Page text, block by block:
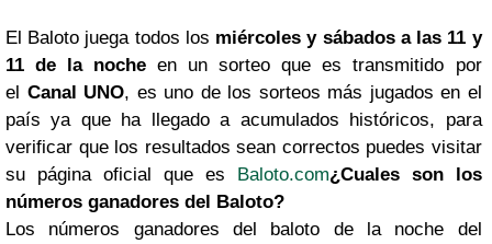
El Baloto juega todos los miércoles y sábados a las 11 y
11 de la noche en un sorteo que es transmitido por
el Canal UNO, es uno de los sorteos más jugados en el
país ya que ha llegado a acumulados históricos, para
verificar que los resultados sean correctos puedes visitar
su página oficial que es Baloto.com¿Cuales son los
números ganadores del Baloto?
Los números ganadores del baloto de la noche del